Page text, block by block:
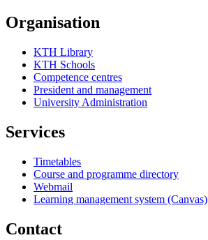
Organisation
KTH Library
KTH Schools
Competence centres
President and management
University Administration
Services
Timetables
Course and programme directory
Webmail
Learning management system (Canvas)
Contact